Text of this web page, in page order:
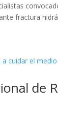
fractura
de